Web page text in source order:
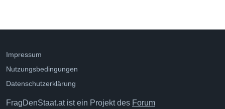
Impressum
Nutzungsbedingungen
Datenschutzerklärung
FragDenStaat.at ist ein Projekt des Forum